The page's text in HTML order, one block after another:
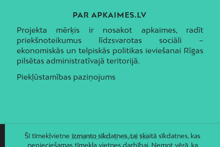
PAR APKAIMES.LV
Projekta mērķis ir nosakot apkaimes, radīt
priekšnoteikumus līdzsvarotas sociāli –
ekonomiskās un telpiskās politikas ieviešanai Rīgas
pilsētas administratīvajā teritorijā.
Piekļūstamības paziņojums
JAUNUMI E-PASTĀ
Šī tīmekļvietne izmanto sīkdatnes, tai skaitā sīkdatnes, kas
nepieciešamas tīmekļa vietnes darbībai. Ņemot vērā, ka